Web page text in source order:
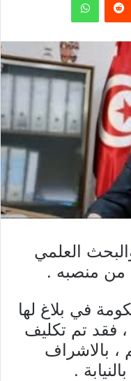
العلمي
من منصبه .
في بلاغ لها
السبت 14 ديسمبر 2019 ، فقد تم تكليف
، بالاشراف
.